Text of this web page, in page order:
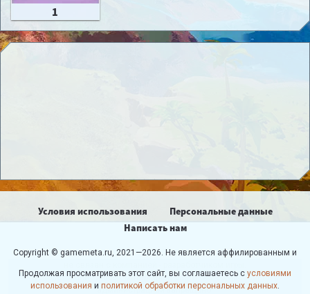
1
Условия использования
Персональные данные
Написать нам
Copyright © gamemeta.ru, 2021—2026. Не является аффилированным и
Использование любых материалов сайта без согласования с
администрацией запрещено.
Продолжая просматривать этот сайт, вы соглашаетесь с условиями
использования и политикой обработки персональных данных.